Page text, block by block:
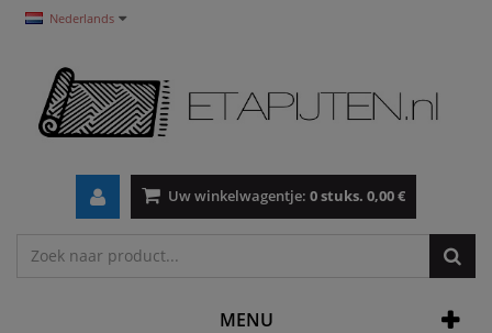
Nederlands
Uw winkelwagentje: 0stuks. 0,00 €
MENU